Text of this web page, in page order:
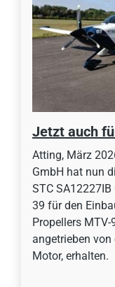
Jetzt auch
Atting, März
GmbH hat nun
STC SA12227IB
39 für den
Propellers
angetrieben von
Motor, erhalten.